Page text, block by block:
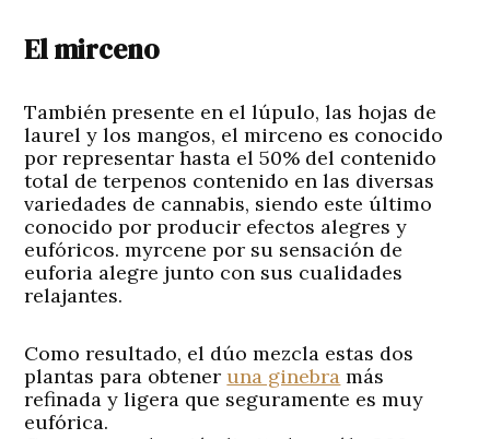
El mirceno
También presente en el lúpulo, las hojas de
laurel y los mangos, el mirceno es conocido
por representar hasta el 50% del contenido
total de terpenos contenido en las diversas
variedades de cannabis, siendo este último
conocido por producir efectos alegres y
eufóricos. myrcene por su sensación de
euforia alegre junto con sus cualidades
relajantes.
Como resultado, el dúo mezcla estas dos
plantas para obteneruna ginebra más
refinada y ligera que seguramente es muy
eufórica.